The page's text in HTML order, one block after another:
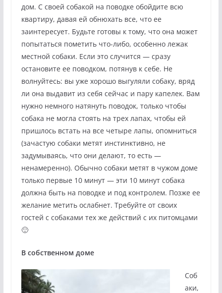
дом. С своей собакой на поводке обойдите всю
квартиру, давая ей обнюхать все, что ее
заинтересует. Будьте готовы к тому, что она может
попытаться пометить что-либо, особенно лежак
местной собаки. Если это случится — сразу
остановите ее поводком, потянув к себе. Не
волнуйтесь: вы уже хорошо выгуляли собаку, вряд
ли она выдавит из себя сейчас и пару капелек. Вам
нужно немного натянуть поводок, только чтобы
собака не могла стоять на трех лапах, чтобы ей
пришлось встать на все четыре лапы, опомниться
(зачастую собаки метят инстинктивно, не
задумываясь, что они делают, то есть —
ненамеренно). Обычно собаки метят в чужом доме
только первые 10 минут — эти 10 минут собака
должна быть на поводке и под контролем. Позже ее
желание метить ослабнет. Требуйте от своих
гостей с собаками тех же действий с их питомцами
🙂
В собственном доме
Соб
аки,